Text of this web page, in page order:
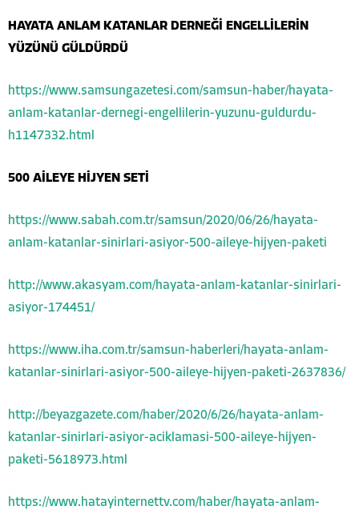
HAYATA ANLAM KATANLAR DERNEĞİ ENGELLİLERİN
YÜZÜNÜ GÜLDÜRDÜ
https://www.samsungazetesi.com/samsun-haber/hayata-
anlam-katanlar-dernegi-engellilerin-yuzunu-guldurdu-
h1147332.html
500 AİLEYE HİJYEN SETİ
https://www.sabah.com.tr/samsun/2020/06/26/hayata-
anlam-katanlar-sinirlari-asiyor-500-aileye-hijyen-paketi
http://www.akasyam.com/hayata-anlam-katanlar-sinirlari-
asiyor-174451/
https://www.iha.com.tr/samsun-haberleri/hayata-anlam-
katanlar-sinirlari-asiyor-500-aileye-hijyen-paketi-2637836/
http://beyazgazete.com/haber/2020/6/26/hayata-anlam-
katanlar-sinirlari-asiyor-aciklamasi-500-aileye-hijyen-
paketi-5618973.html
https://www.hatayinternettv.com/haber/hayata-anlam-